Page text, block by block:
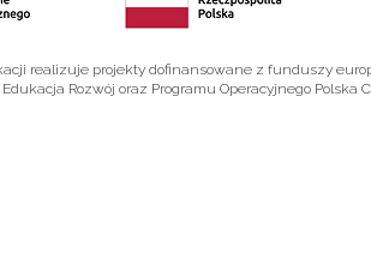
realizuje projekty dofinansowane z funduszy
Rozwój oraz Programu Operacyjnego Polska